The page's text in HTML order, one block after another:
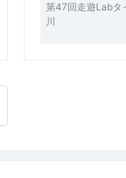
第47回走遊Labタ
川